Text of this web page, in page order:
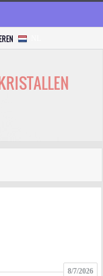
8/7/2026